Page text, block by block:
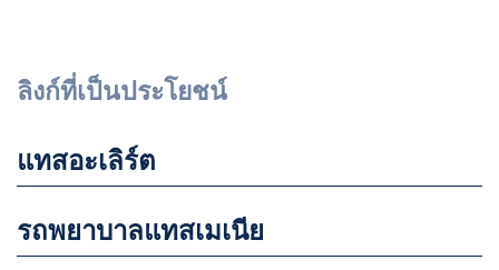
ลิงก์ที่เป็นประโยชน์
แทสอะเลิร์ต
รถพยาบาลแทสเมเนีย